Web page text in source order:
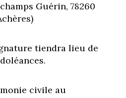
Guérin, 78260
tiendra lieu de
civile au